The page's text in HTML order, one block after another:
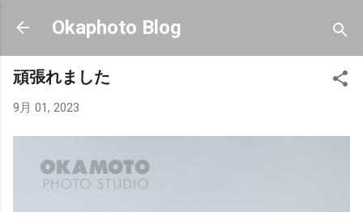
スキップしてメイン コンテンツに移動
Okaphoto Blog
頑張れました
9月 01, 2023